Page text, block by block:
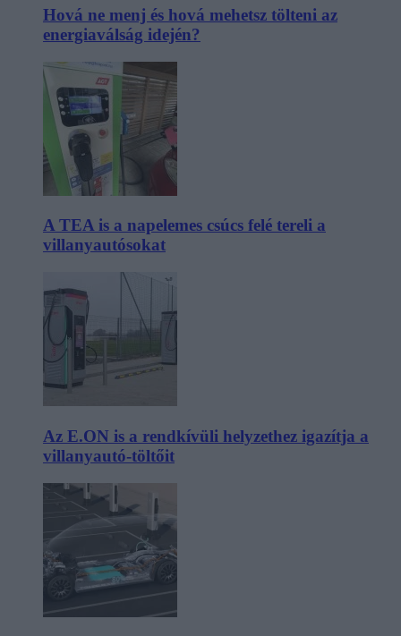
Hová ne menj és hová mehetsz tölteni az
energiaválság idején?
A TEA is a napelemes csúcs felé tereli a
villanyautósokat
Az E.ON is a rendkívüli helyzethez igazítja a
villanyautó-töltőit